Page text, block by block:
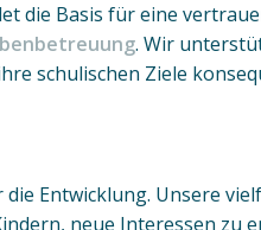
die Basis für eine
. Wir
schulischen Ziele
Entwicklung. Unsere
neue Interessen zu